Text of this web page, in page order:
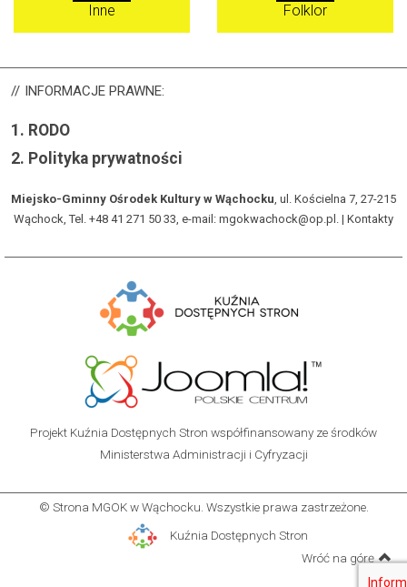
Wyślij kopię do siebie
(opcjonalnie)
WYŚLIJ LIST
Inne Folklor
INFORMACJEPRAWNE:
1. RODO
2. Polityka prywatności
Miejsko-Gminny Ośrodek Kultury w Wąchocku, ul. Kościelna 7, 27-215
Wąchock, Tel. +48 41 271 50 33, e-mail: mgokwachock@op.pl. | Kontakty
Projekt Kuźnia Dostępnych Stron współfinansowany ze środków
Ministerstwa Administracji i Cyfryzacji
© Strona MGOK w Wąchocku. Wszystkie prawa zastrzeżone.
Kuźnia Dostępnych Stron
Wróć na górę